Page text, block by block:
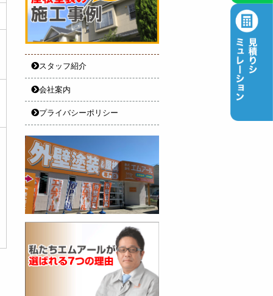
スタッフ紹介
会社案内
プライバシーポリシー